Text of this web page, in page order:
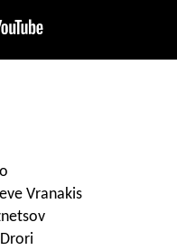
Vranakis